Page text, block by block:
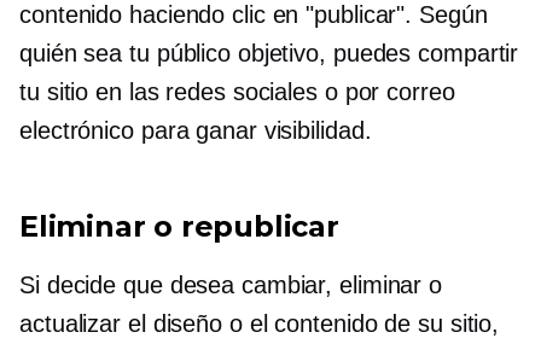
contenido haciendo clic en "publicar". Según
quién sea tu público objetivo, puedes compartir
tu sitio en las redes sociales o por correo
electrónico para ganar visibilidad.
Eliminar o republicar
Si decide que desea cambiar, eliminar o
actualizar el diseño o el contenido de su sitio,